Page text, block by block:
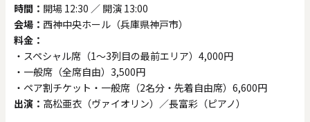
時間： 開場 12:30 ／ 開演 13:00
会場： 西神中央ホール（兵庫県神戸市）
料金：
・スペシャル席（1〜3列目の最前エリア）4,000円
・一般席（全席自由）3,500円
・ペア割チケット・一般席（2名分・先着自由席）6,600円
出演： 高松亜衣（ヴァイオリン）／長富彩（ピアノ）